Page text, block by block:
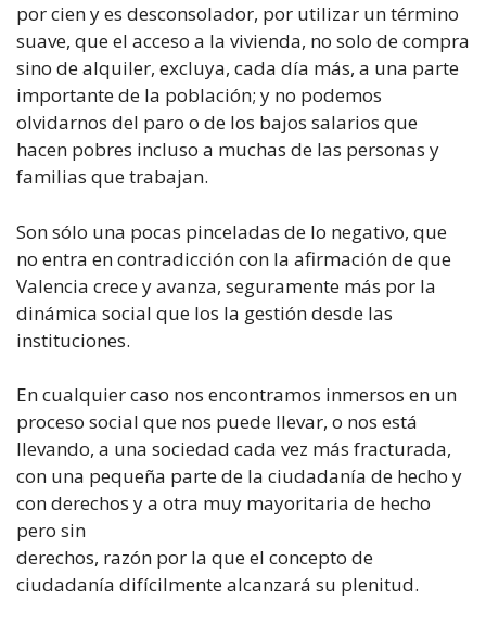
por cien y es desconsolador, por utilizar un término
suave, que el acceso a la vivienda, no solo de compra
sino de alquiler, excluya, cada día más, a una parte
importante de la población; y no podemos
olvidarnos del paro o de los bajos salarios que
hacen pobres incluso a muchas de las personas y
familias que trabajan.
Son sólo una pocas pinceladas de lo negativo, que
no entra en contradicción con la afirmación de que
Valencia crece y avanza, seguramente más por la
dinámica social que los la gestión desde las
instituciones.
En cualquier caso nos encontramos inmersos en un
proceso social que nos puede llevar, o nos está
llevando, a una sociedad cada vez más fracturada,
con una pequeña parte de la ciudadanía de hecho y
con derechos y a otra muy mayoritaria de hecho
pero sin
derechos, razón por la que el concepto de
ciudadanía difícilmente alcanzará su plenitud.